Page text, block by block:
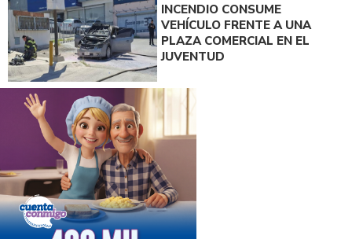
INCENDIO CONSUME
VEHÍCULO FRENTE A UNA
PLAZA COMERCIAL EN EL
JUVENTUD